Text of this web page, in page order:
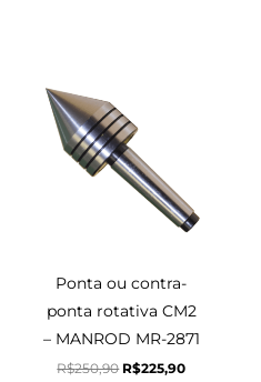
Ponta ou contra-
ponta rotativa CM2
– MANROD MR-2871
R$250,90
era:
R$250,90.
R$225,90